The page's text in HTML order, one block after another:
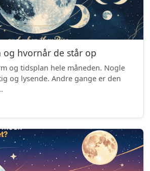
og hvornår de står op
og tidsplan hele måneden. Nogle
og lysende. Andre gange er den